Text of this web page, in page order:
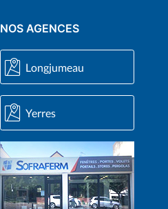
NOS AGENCES
Longjumeau
Yerres